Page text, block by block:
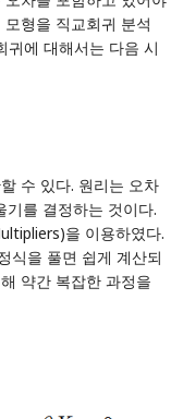
형을 직교회귀 분석
에 대해서는 다음 시
수 있다. 원리는 오차
를 결정하는 것이다.
을 이용하였다.
식을 풀면 쉽게 계산되
약간 복잡한 과정을